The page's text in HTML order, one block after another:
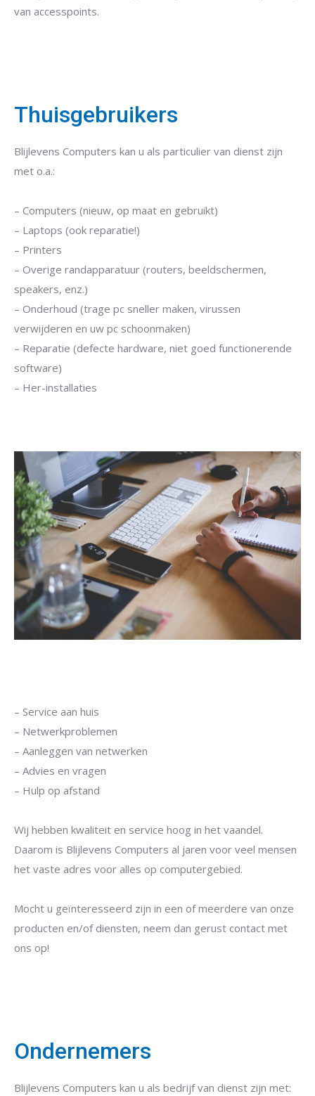
van accesspoints.
Thuisgebruikers
Blijlevens Computers kan u als particulier van dienst zijn
met o.a.:
– Computers (nieuw, op maat en gebruikt)
– Laptops (ook reparatie!)
– Printers
– Overige randapparatuur (routers, beeldschermen,
speakers, enz.)
– Onderhoud (trage pc sneller maken, virussen
verwijderen en uw pc schoonmaken)
– Reparatie (defecte hardware, niet goed functionerende
software)
– Her-installaties
blanco
– Service aan huis
– Netwerkproblemen
– Aanleggen van netwerken
– Advies en vragen
– Hulp op afstand
Wij hebben kwaliteit en service hoog in het vaandel.
Daarom is Blijlevens Computers al jaren voor veel mensen
het vaste adres voor alles op computergebied.
Mocht u geïnteresseerd zijn in een of meerdere van onze
producten en/of diensten, neem dan gerust contact met
ons op!
Ondernemers
Blijlevens Computers kan u als bedrijf van dienst zijn met: